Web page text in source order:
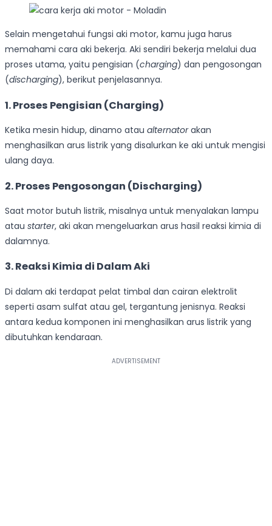
Selain mengetahui fungsi aki motor, kamu juga harus
memahami cara aki bekerja. Aki sendiri bekerja melalui dua
proses utama, yaitu pengisian (charging) dan pengosongan
(discharging), berikut penjelasannya.
1. Proses Pengisian (Charging)
Ketika mesin hidup, dinamo atau alternatorakan
menghasilkan arus listrik yang disalurkan ke aki untuk mengisi
ulang daya.
2. Proses Pengosongan (Discharging)
Saat motor butuh listrik, misalnya untuk menyalakan lampu
atau starter, aki akan mengeluarkan arus hasil reaksi kimia di
dalamnya.
3. Reaksi Kimia di Dalam Aki
Di dalam aki terdapat pelat timbal dan cairan elektrolit
seperti asam sulfat atau gel, tergantung jenisnya. Reaksi
antara kedua komponen ini menghasilkan arus listrik yang
dibutuhkan kendaraan.